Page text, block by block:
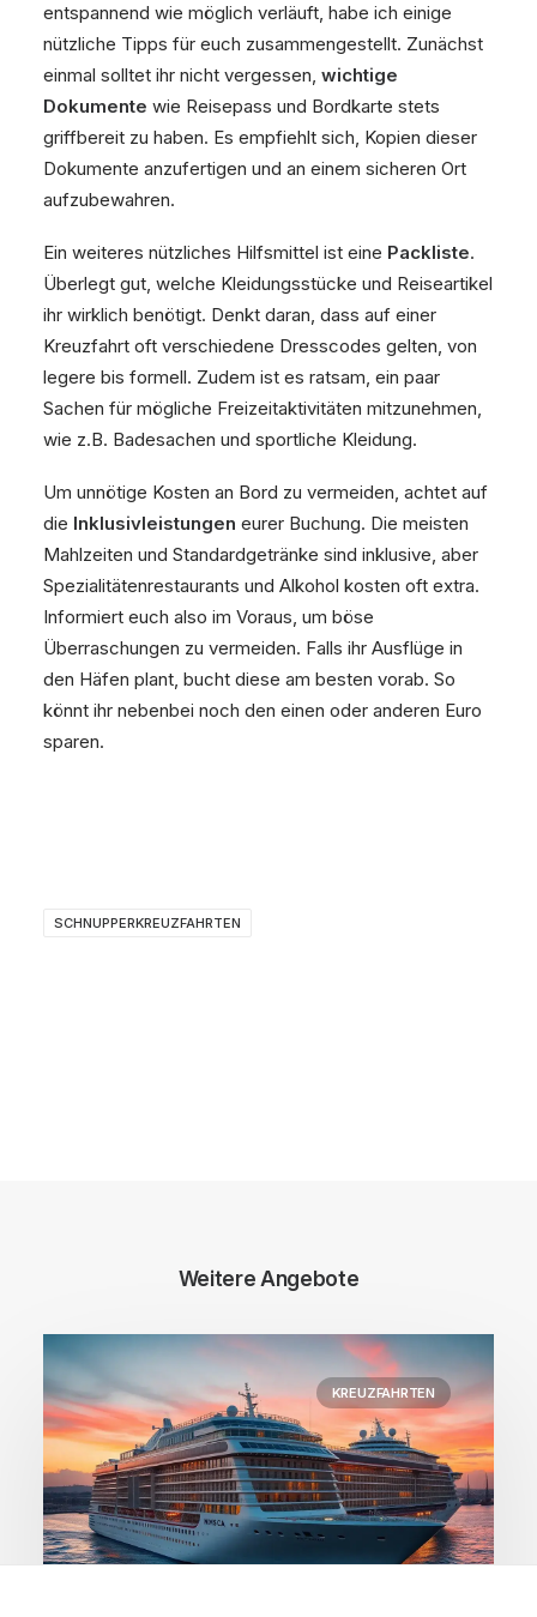
entspannend wie möglich verläuft, habe ich einige
nützliche Tipps für euch zusammengestellt. Zunächst
einmal solltet ihr nicht vergessen, wichtige
Dokumente wie Reisepass und Bordkarte stets
griffbereit zu haben. Es empfiehlt sich, Kopien dieser
Dokumente anzufertigen und an einem sicheren Ort
aufzubewahren.
Ein weiteres nützliches Hilfsmittel ist eine Packliste.
Überlegt gut, welche Kleidungsstücke und Reiseartikel
ihr wirklich benötigt. Denkt daran, dass auf einer
Kreuzfahrt oft verschiedene Dresscodes gelten, von
legere bis formell. Zudem ist es ratsam, ein paar
Sachen für mögliche Freizeitaktivitäten mitzunehmen,
wie z.B. Badesachen und sportliche Kleidung.
Um unnötige Kosten an Bord zu vermeiden, achtet auf
die Inklusivleistungen eurer Buchung. Die meisten
Mahlzeiten und Standardgetränke sind inklusive, aber
Spezialitätenrestaurants und Alkohol kosten oft extra.
Informiert euch also im Voraus, um böse
Überraschungen zu vermeiden. Falls ihr Ausflüge in
den Häfen plant, bucht diese am besten vorab. So
könnt ihr nebenbei noch den einen oder anderen Euro
sparen.
SCHNUPPERKREUZFAHRTEN
Weitere Angebote
KREUZFAHRTEN